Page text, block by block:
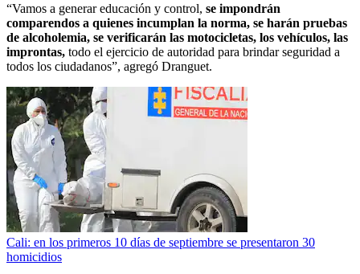
“Vamos a generar educación y control, se impondrán
comparendos a quienes incumplan la norma, se harán pruebas
de alcoholemia, se verificarán las motocicletas, los vehículos, las
improntas, todo el ejercicio de autoridad para brindar seguridad a
todos los ciudadanos”, agregó Dranguet.
Cali: en los primeros 10 días de septiembre se presentaron 30
homicidios